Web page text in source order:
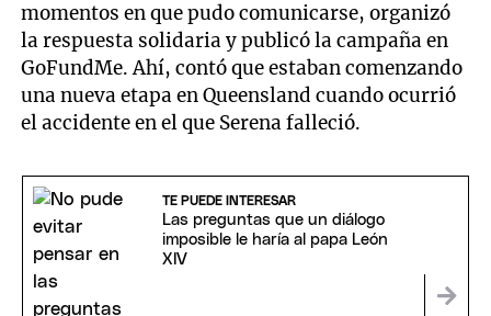
momentos en que pudo comunicarse, organizó
la respuesta solidaria y publicó la campaña en
GoFundMe. Ahí, contó que estaban comenzando
una nueva etapa en Queensland cuando ocurrió
el accidente en el que Serena falleció.
TE PUEDE INTERESAR
Las preguntas que un diálogo
imposible le haría al papa León
XIV